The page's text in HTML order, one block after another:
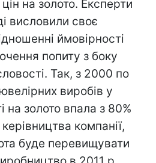
на золото. Експерти
висловили своє
ймовірності
попиту з боку
Так, з 2000 по
виробів у
на золото впала з 80%
компанії,
буде перевищувати